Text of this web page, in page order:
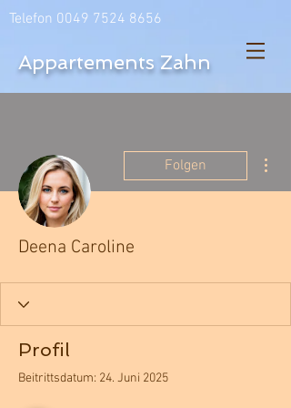
Appartements Zahn
Telefon 0049 7524 8656
Folgen
Deena Caroline
Profil
Beitrittsdatum: 24. Juni 2025